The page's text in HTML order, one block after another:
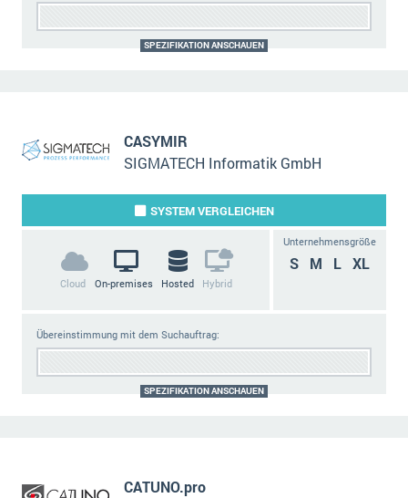
SPEZIFIKATION ANSCHAUEN
CASYMIR
SIGMATECH Informatik GmbH
SYSTEMVERGLEICHEN
Cloud On-premises Hosted Hybrid
Unternehmensgröße
S M L XL
Übereinstimmung mit dem Suchauftrag:
SPEZIFIKATION ANSCHAUEN
CATUNO.pro